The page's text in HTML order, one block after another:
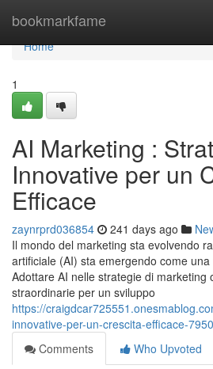
bookmarkfame
Home
Home
1
AI Marketing :
Innovative per un
Efficace
zaynrprd036854 241 days ago
Il mondo del marketing sta evolvendo
artificiale (AI) sta emergendo come
Adottare AI nelle strategie di marketing
straordinarie per un sviluppo
https://
innovative-per-un-crescita-efficace-
Comments
Who Upvoted